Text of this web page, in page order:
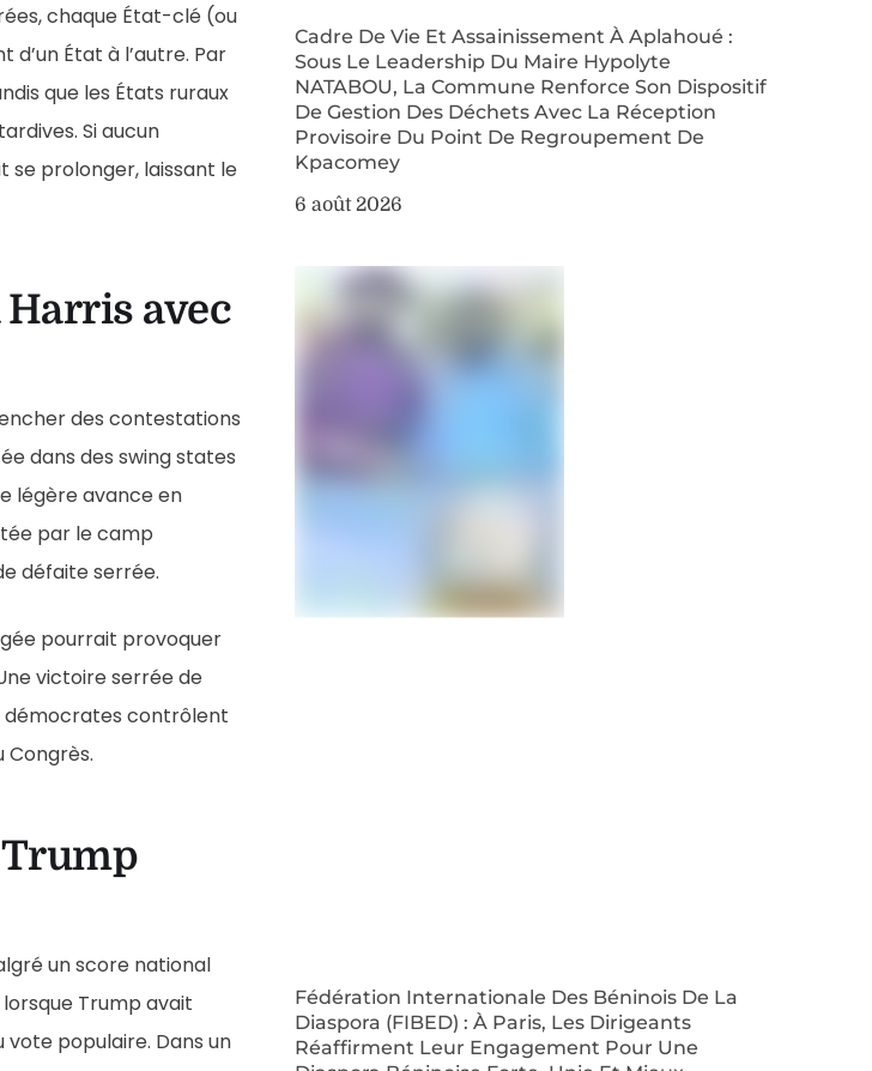
chaque État-clé (ou
État à l’autre. Par
que les États ruraux
Si aucun
se prolonger, laissant le
avec
des contestations
dans des swing states
légère avance en
par le camp
défaite serrée.
pourrait provoquer
victoire serrée de
démocrates contrôlent
un score national
Trump avait
populaire. Dans un
Cadre De Vie Et Assainissement À Aplahoué :
Sous Le Leadership Du Maire Hypolyte
NATABOU, La Commune Renforce Son Dispositif
De Gestion Des Déchets Avec La Réception
Provisoire Du Point De Regroupement De
Kpacomey
6 août 2026
Fédération Internationale Des Béninois De La
Diaspora (FIBED) : À Paris, Les Dirigeants
Réaffirment Leur Engagement Pour Une